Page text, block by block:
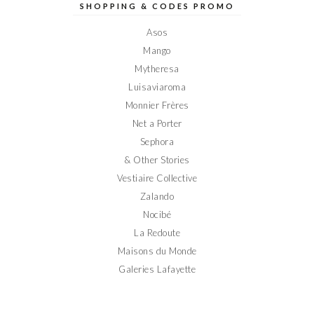
sursur sur sur sur
SHOPPING & CODES PROMO
Asos
Mango
Mytheresa
Luisaviaroma
Monnier Frères
Net a Porter
Sephora
& Other Stories
Vestiaire Collective
Zalando
Nocibé
La Redoute
Maisons du Monde
Galeries Lafayette